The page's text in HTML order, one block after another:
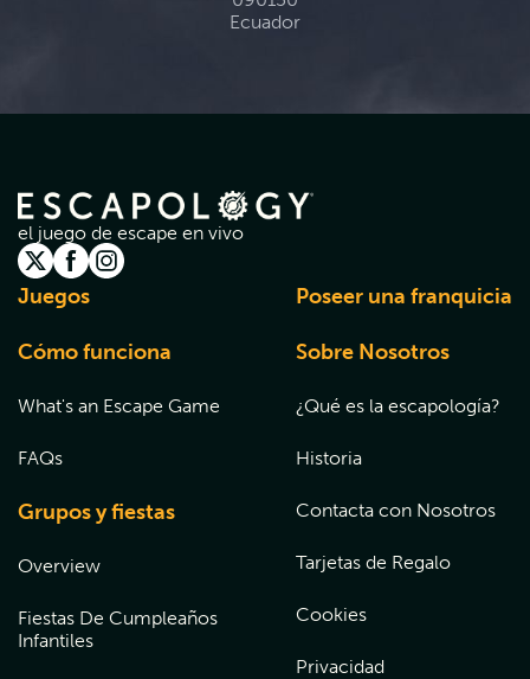
Ecuador
el juego de escape en vivo
Juegos
Cómo funciona
What's an Escape Game
FAQs
Grupos y fiestas
Overview
Fiestas De Cumpleaños
Infantiles
Poseer una franquicia
Sobre Nosotros
¿Qué es la escapología?
Historia
Contacta con Nosotros
Tarjetas de Regalo
Cookies
Privacidad